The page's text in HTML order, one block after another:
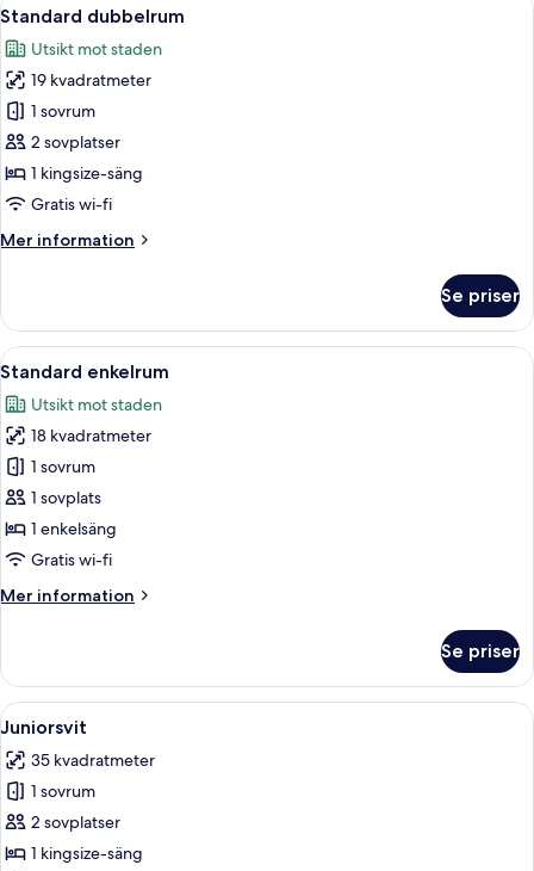
samma
alla
foton
för
Standard
dubbelrum
13
Standard dubbelrum
Utsikt mot staden
19 kvadratmeter
1 sovrum
2 sovplatser
1 kingsize-säng
Gratis wi-fi
Mer information
Mer
dubbelrum
Se priser
Öppna
alla
foton
för
Standard
enkelrum
Ett hotellrum med en stor säng, ett
12
Standard enkelrum
Utsikt mot staden
18 kvadratmeter
1 sovrum
1 sovplats
1 enkelsäng
Gratis wi-fi
Mer information
Mer
enkelrum
Se priser
Öppna
alla
foton
för
Juniorsvit
Ett hotellrum med en säng, en liten
9
Juniorsvit
35 kvadratmeter
1 sovrum
2 sovplatser
1 kingsize-säng